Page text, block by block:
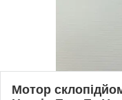
Мотор